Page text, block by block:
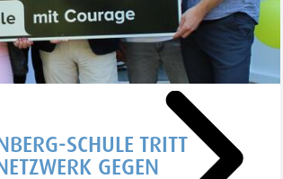
SCHULE TRITT
GEGEN